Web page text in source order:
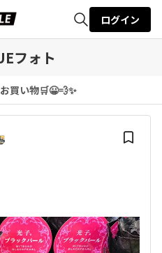
検索
ログイン
フォト
お買い物🛒😀💨✨